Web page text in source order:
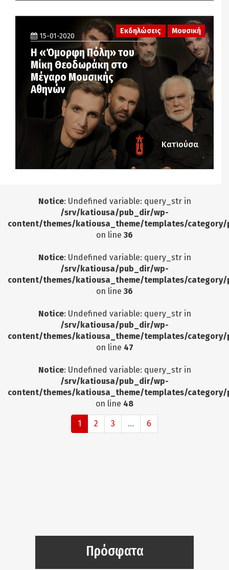
15-01-2020
Η «Όμορφη Πόλη» του
Μίκη Θεοδωράκη στο
Μέγαρο Μουσικής
Αθηνών
Εκδηλώσεις Μουσική
Κατιούσα
Notice: Undefined variable: query_str in
/srv/katiousa/pub_dir/wp-
content/themes/katiousa_theme/templates/
on line 36
Notice: Undefined variable: query_str in
/srv/katiousa/pub_dir/wp-
content/themes/katiousa_theme/templates/
on line 36
Notice: Undefined variable: query_str in
/srv/katiousa/pub_dir/wp-
content/themes/katiousa_theme/templates/
on line 47
Notice: Undefined variable: query_str in
/srv/katiousa/pub_dir/wp-
content/themes/katiousa_theme/templates/
on line 48
1 2 3 ... 6
Πρόσφατα